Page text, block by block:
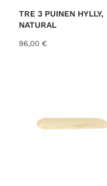
TRE 3 PUINEN HYLLY,
NATURAL
96,00 €